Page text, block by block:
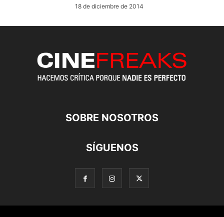
18 de diciembre de 2014
SOBRE NOSOTROS
SÍGUENOS